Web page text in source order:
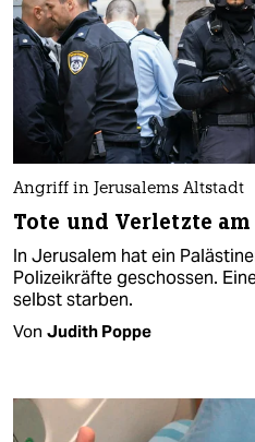
Angriff in Jerusalems Altstadt
Tote und Verletzte
In Jerusalem hat ein
Polizeikräfte geschossen.
selbst starben.
Von Judith Poppe